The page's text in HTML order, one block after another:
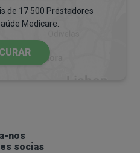
inteiros e de
de hidratos de
natural (sem açúcar).
de 17 500 Prestadores
Medicare.
nos
socias